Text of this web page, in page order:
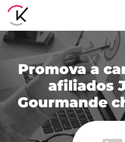
Promova a
afiliados
Gourmande